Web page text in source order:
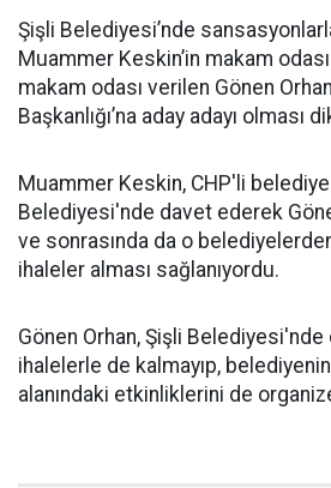
Şişli Belediyesi’nde
Muammer Keskin’in makam
makam odası verilen Gönen
Başkanlığı’na aday adayı olması
Muammer Keskin, CHP'li belediye
Belediyesi'nde davet ederek
ve sonrasında da o
ihaleler alması sağlanıyordu.
Gönen Orhan, Şişli Belediyesi'nde
ihalelerle de kalmayıp,
alanındaki etkinliklerini de